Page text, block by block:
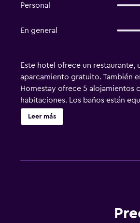
Personal
En general
Este hotel ofrece un restaurante,
aparcamiento gratuito. También
Homestay ofrece 5 alojamientos
habitaciones. Los baños están
navegar por la web gracias a
actividades de ocio y
Leer más